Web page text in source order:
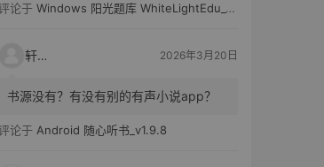
论于 Windows 阳光题库 WhiteLightEdu_v2.0.0
轩爸 2026年3月20日
书源没有？有没有别的有声小说app？
论于 Android 随心听书_v1.9.8